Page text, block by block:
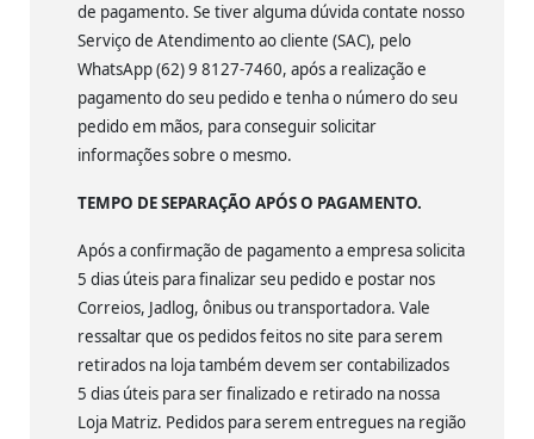
de pagamento. Se tiver alguma dúvida contate nosso
Serviço de Atendimento ao cliente (SAC), pelo
WhatsApp (62) 9 8127-7460, após a realização e
pagamento do seu pedido e tenha o número do seu
pedido em mãos, para conseguir solicitar
informações sobre o mesmo.
TEMPO DE SEPARAÇÃO APÓS O PAGAMENTO.
Após a confirmação de pagamento a empresa solicita
5 dias úteis para finalizar seu pedido e postar nos
Correios, Jadlog, ônibus ou transportadora. Vale
ressaltar que os pedidos feitos no site para serem
retirados na loja também devem ser contabilizados
5 dias úteis para ser finalizado e retirado na nossa
Loja Matriz. Pedidos para serem entregues na região